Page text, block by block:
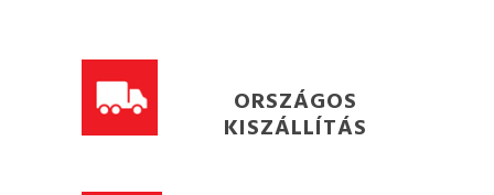
ORSZÁGOS
KISZÁLLÍTÁS